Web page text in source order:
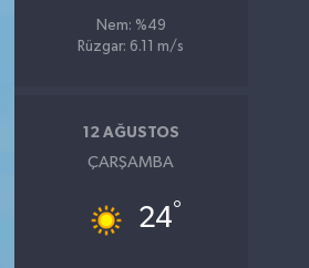
Nem: %49
Rüzgar: 6.11 m/s
12 AĞUSTOS
ÇARŞAMBA
24°